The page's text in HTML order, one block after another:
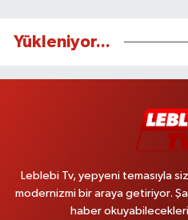
Yükleniyor...
Leblebi Tv, yepyeni temasıyla
modernizmi bir araya getiriyor.
haber